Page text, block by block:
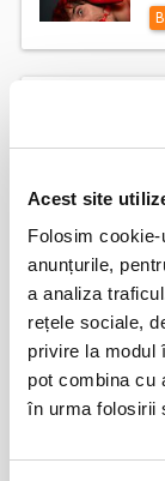
Acest site
Folosim
anunțurile,
a analiza
rețele sociale,
privire la modul
pot combina cu
în urma folosirii